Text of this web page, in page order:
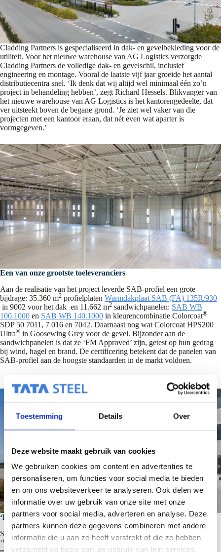
Toestemming Details Over
Deze website maakt gebruik van cookies
We gebruiken cookies om content en advertenties te
personaliseren, om functies voor social media te bieden
en om ons websiteverkeer te analyseren. Ook delen we
informatie over uw gebruik van onze site met onze
partners voor social media, adverteren en analyse. Deze
partners kunnen deze gegevens combineren met andere
informatie die u aan ze heeft verstrekt of die ze hebben
verzameld op basis van uw gebruik van hun services.
Cladding Partners is gespecialiseerd in dak- en gevelbekleding voor de
utiliteit. Voor het nieuwe warehouse van AG Logistics verzorgde
Cladding Partners de volledige dak- en gevelschil, inclusief
engineering en montage. Vooral de laatste vijf jaar groeide het aantal
distributiecentra snel. ‘Ik denk dat wij altijd wel minimaal één zo’n
project in behandeling hebben’, zegt Richard Hessels. Blikvanger van
het nieuwe warehouse van AG Logistics is het kantorengedeelte, dat
ver uitsteekt boven de begane grond. ‘Je ziet wel vaker van die
projecten met een kantoor eraan, dat nét even wat aparter is
vormgegeven.’
Een van onze grootste toeleveranciers
Aan de realisatie van het project leverde SAB-profiel een grote
bijdrage: 35.360 m2 profielplaten Warmdakplaat SAB (FA) 135R/930
in 9002 voor het dak en 11.662 m2 sandwichpanelen: SAB WB
100.1000 en SAB WB 140.1000 in kleurencombinatie Colorcoat®
SDP 50 7011, 7 016 en 7042. Daarnaast nog wat Colorcoat HPS200
Ultra® in Goosewing Grey voor de gevel. Bijzonder aan de
sandwichpanelen is dat ze ‘FM Approved’ zijn, getest op hun gedrag
bij wind, hagel en brand. De certificering betekent dat de panelen van
SAB-profiel aan de hoogste standaarden in de markt voldoen.
‘Hoe los je dingen samen op?’
SAB-profiel is ‘een van onze grootste toeleveranciers’, zegt Richard.
‘Waarom? De kwaliteit is goed. Het stukje prijs speelt natuurlijk ook